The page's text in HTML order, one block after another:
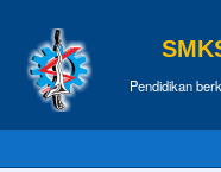
Pendidikan